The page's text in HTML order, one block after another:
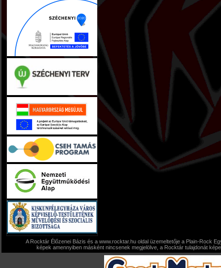
A Rocktár Élőzenei Bázis és a www.rocktar.hu oldal üzemeltetője a Plain-Rock
képek amennyiben másként nincsenek megjelölve, a Rocktár tulajdonát